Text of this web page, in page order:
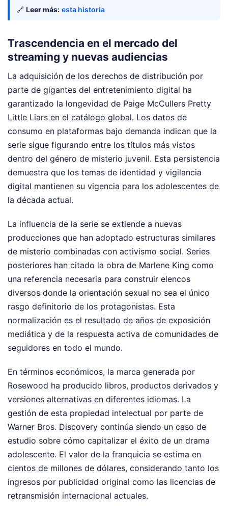
🔗 Leer más: esta historia
Trascendencia en el mercado del
streaming y nuevas audiencias
La adquisición de los derechos de distribución por
parte de gigantes del entretenimiento digital ha
garantizado la longevidad de Paige McCullers Pretty
Little Liars en el catálogo global. Los datos de
consumo en plataformas bajo demanda indican que la
serie sigue figurando entre los títulos más vistos
dentro del género de misterio juvenil. Esta persistencia
demuestra que los temas de identidad y vigilancia
digital mantienen su vigencia para los adolescentes de
la década actual.
La influencia de la serie se extiende a nuevas
producciones que han adoptado estructuras similares
de misterio combinadas con activismo social. Series
posteriores han citado la obra de Marlene King como
una referencia necesaria para construir elencos
diversos donde la orientación sexual no sea el único
rasgo definitorio de los protagonistas. Esta
normalización es el resultado de años de exposición
mediática y de la respuesta activa de comunidades de
seguidores en todo el mundo.
En términos económicos, la marca generada por
Rosewood ha producido libros, productos derivados y
versiones alternativas en diferentes idiomas. La
gestión de esta propiedad intelectual por parte de
Warner Bros. Discovery continúa siendo un caso de
estudio sobre cómo capitalizar el éxito de un drama
adolescente. El valor de la franquicia se estima en
cientos de millones de dólares, considerando tanto los
ingresos por publicidad original como las licencias de
retransmisión internacional actuales.